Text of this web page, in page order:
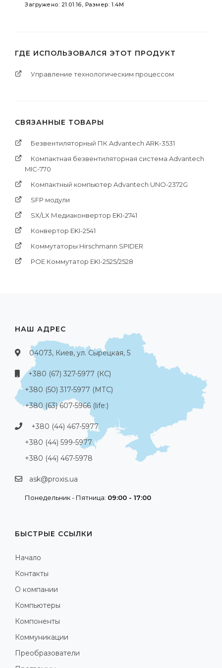
Загружено: 21.01.16, Размер: 1.4M
ГДЕ ИСПОЛЬЗОВАЛСЯ ЭТОТ ПРОДУКТ
Управление технологическим процессом
СВЯЗАННЫЕ ТОВАРЫ
Безвентиляторный ПК Advantech ARK-3531
Компактная безвентиляторная система Advantech
MIC-770
Компактный компьютер Advantech UNO-2372G
SFP модули
SX/LX Медиаконвертор EKI-2741
Конвертор EKI-2541
Коммутаторы Hirschmann SPIDER
POE Коммутатор EKI-2525/2528
НАШ АДРЕС
04073, Киев, ул. Сырецкая, 5
+380 (67) 327-5977 (КС)
+380 (50) 317-5977 (МТС)
+380 (63) 607-5966 (life:)
+380 (44) 467-5977
+380 (44) 599-5977
+380 (44) 467-5978
ask@proxis.ua
Понедельник - Пятница: 09:00 - 17:00
БЫСТРЫЕ ССЫЛКИ
Начало
Контакты
О компании
Компьютеры
Компоненты
Коммуникации
Преобразователи